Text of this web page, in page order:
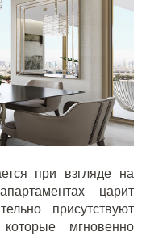
при взгляде на
царит
присутствуют
мгновенно